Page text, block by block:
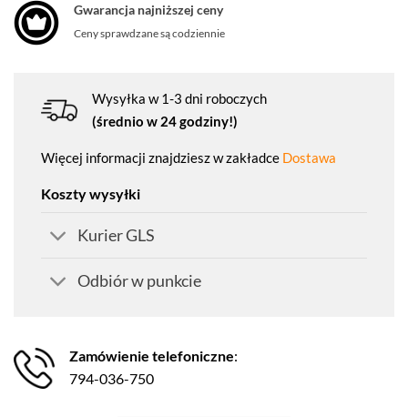
Gwarancja najniższej ceny
Ceny sprawdzane są codziennie
Wysyłka w 1-3 dni roboczych
(średnio w 24 godziny!)
Więcej informacji znajdziesz w zakładce Dostawa
Koszty wysyłki
Kurier GLS
Odbiór w punkcie
Zamówienie telefoniczne:
794-036-750